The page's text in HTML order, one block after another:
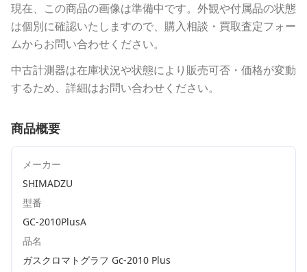
現在、この商品の画像は準備中です。外観や付属品の状態
は個別に確認いたしますので、購入相談・買取査定フォー
ムからお問い合わせください。
中古計測器は在庫状況や状態により販売可否・価格が変動
するため、詳細はお問い合わせください。
商品概要
メーカー
SHIMADZU
型番
GC-2010PlusA
品名
ガスクロマトグラフ Gc-2010 Plus